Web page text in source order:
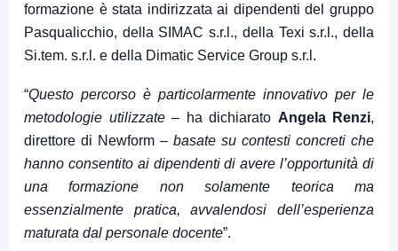
formazione è stata indirizzata ai dipendenti del gruppo
Pasqualicchio, della SIMAC s.r.l., della Texi s.r.l., della
Si.tem. s.r.l. e della Dimatic Service Group s.r.l.
“Questo percorso è particolarmente innovativo per le
metodologie utilizzate– ha dichiarato Angela Renzi,
direttore di Newform – basate su contesti concreti che
hanno consentito ai dipendenti di avere l’opportunità di
una formazione non solamente teorica ma
essenzialmente pratica, avvalendosi dell’esperienza
maturata dal personale docente”.